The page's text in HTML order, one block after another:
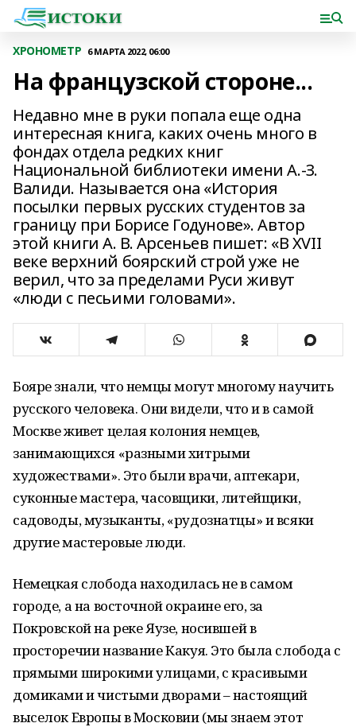
ХРОНОМЕТР 6 МАРТА 2022, 06:00
На французской стороне...
Недавно мне в руки попала еще одна
интересная книга, каких очень много в
фондах отдела редких книг
Национальной библиотеки имени А.-З.
Валиди. Называется она «История
посылки первых русских студентов за
границу при Борисе Годунове». Автор
этой книги А. В. Арсеньев пишет: «В XVII
веке верхний боярский строй уже не
верил, что за пределами Руси живут
«люди с песьими головами».
Бояре знали, что немцы могут многому научить
русского человека. Они видели, что и в самой
Москве живет целая колония немцев,
занимающихся «разными хитрыми
художествами». Это были врачи, аптекари,
суконные мастера, часовщики, литейщики,
садоводы, музыканты, «рудознатцы» и всяки
другие мастеровые люди.
Немецкая слобода находилась не в самом
городе, а на восточной окраине его, за
Покровской на реке Яузе, носившей в
просторечии название Какуя. Это была слобода с
прямыми широкими улицами, с красивыми
домиками и чистыми дворами – настоящий
выселок Европы в Московии (мы знаем этот